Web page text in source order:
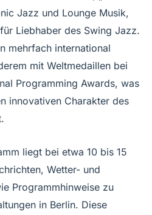
Jazz und Lounge Musik,
Liebhaber des Swing Jazz.
mehrfach international
mit Weltmedaillen bei
Programming Awards, was
innovativen Charakter des
liegt bei etwa 10 bis 15
Wetter- und
Programmhinweise zu
in Berlin. Diese